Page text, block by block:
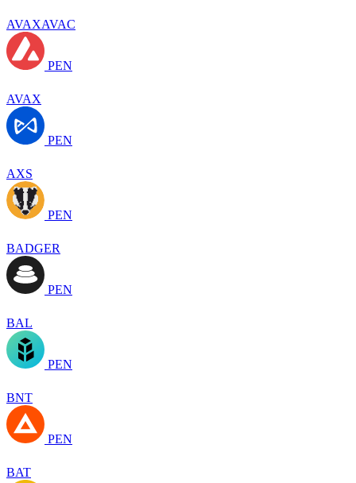
AVAXAVAC
PEN
AVAX
PEN
AXS
PEN
BADGER
PEN
BAL
PEN
BNT
PEN
BAT